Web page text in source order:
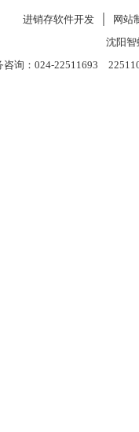
进销存软件开发│
网站
沈阳
咨询：024-22511693